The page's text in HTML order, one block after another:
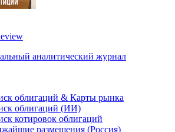
аналитический журнал